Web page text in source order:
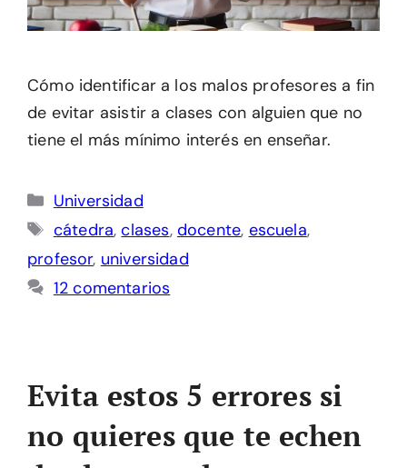
Cómo identificar a los malos profesores a fin
de evitar asistir a clases con alguien que no
tiene el más mínimo interés en enseñar.
Categorías
Universidad
Etiquetas
cátedra,clases, docente, escuela,
profesor, universidad
12 comentarios
Evita estos 5 errores si
no quieres que te echen